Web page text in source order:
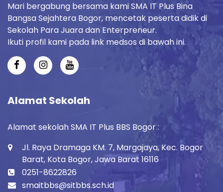
Mari bergabung bersama kami SMA IT Plus Bina
Bangsa Sejahtera Bogor, mencetak peserta didik di
Sekolah Para Juara dan Enterpreneur.
Ikuti profil kami pada link medsos di bawah ini.
Alamat Sekolah
Alamat sekolah SMA IT Plus BBS Bogor :
Jl. Raya Dramaga KM. 7, Margajaya, Kec. Bogor
Barat, Kota Bogor, Jawa Barat 16116
0251-8622826
smaitbbs@sitbbs.sch.id